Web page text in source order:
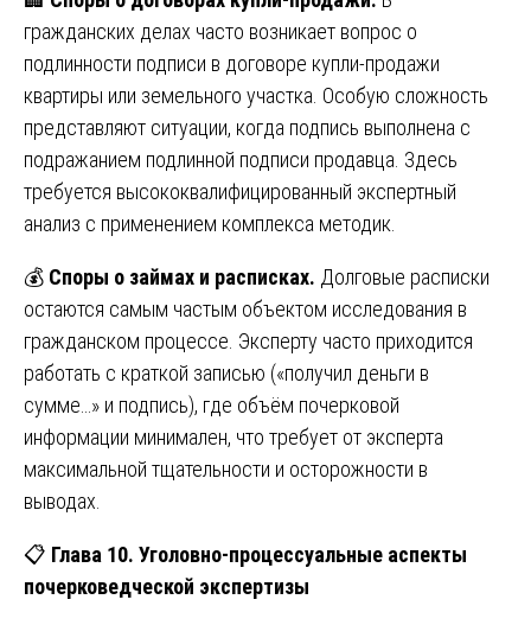
гражданских делах часто возникает вопрос о
подлинности подписи в договоре купли-продажи
квартиры или земельного участка. Особую сложность
представляют ситуации, когда подпись выполнена с
подражанием подлинной подписи продавца. Здесь
требуется высококвалифицированный экспертный
анализ с применением комплекса методик.
💰 Споры о займах и расписках. Долговые расписки
остаются самым частым объектом исследования в
гражданском процессе. Эксперту часто приходится
работать с краткой записью («получил деньги в
сумме…» и подпись), где объём почерковой
информации минимален, что требует от эксперта
максимальной тщательности и осторожности в
выводах.
📋 Глава 10. Уголовно-процессуальные аспекты
почерковедческой экспертизы